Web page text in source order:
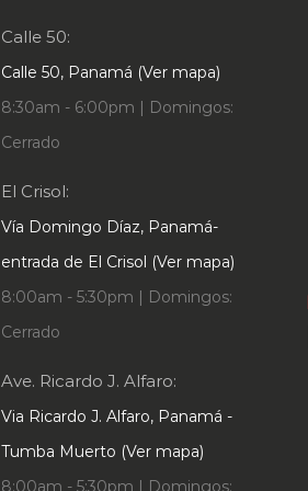
Calle 50:
Calle 50, Panamá (Ver mapa)
8:30am - 6:00pm | Domingos:
Cerrado
El Crisol:
Vía Domingo Díaz, Panamá-
entrada de El Crisol (Ver mapa)
8:00am - 5:30pm | Domingos:
Cerrado
Ave. Ricardo J. Alfaro:
Via Ricardo J. Alfaro, Panamá -
Tumba Muerto (Ver mapa)
8:00am - 5:30pm | Domingos: